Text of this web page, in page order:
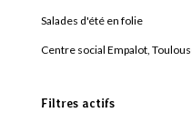
Salades d'été en folie
Centre social Empalot,
Filtres actifs